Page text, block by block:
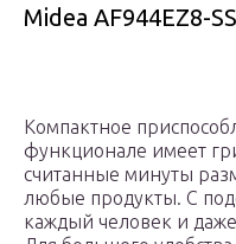
Midea AF944EZ8-SS
Компактное
функционале имеет
считанные минуты
любые продукты. С
каждый человек и даже